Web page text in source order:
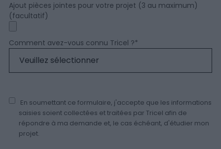
Ajout pièces jointes pour votre projet (3 au maximum)
(facultatif)
Comment avez-vous connu Tricel ?*
En soumettant ce formulaire, j'accepte que les informations
saisies soient collectées et traitées par Tricel afin de
répondre à ma demande et, le cas échéant, d'étudier mon
projet.